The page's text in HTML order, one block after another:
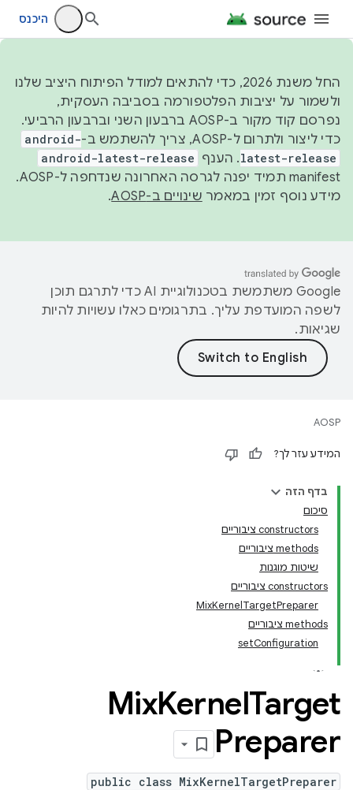
היכנס
החל משנת 2026, כדי להתאים למודל הפיתוח היציב שלנו
ולשמור על יציבות הפלטפורמה בסביבה העסקית,
נפרסם קוד מקור ב-AOSP ברבעון השני וברבעון הרביעי.
כדי ליצור ולתרום ל-AOSP, צריך להשתמש ב-
android-
latest-release. הענף android-latest-release
manifest תמיד יפנה לגרסה האחרונה שנדחפה ל-AOSP.
מידע נוסף זמין במאמר שינויים ב-AOSP .
‫Google משתמשת בטכנולוגיית AI כדי לתרגם תוכן
לשפה המועדפת עליך. בתרגומים כאלו עשויות להיות
שגיאות.
AOSP
המידע עזר לך?
בדף הזה
סיכום
‫constructors ציבוריים
‫methods ציבוריים
שיטות מוגנות
‫constructors ציבוריים
MixKernelTargetPreparer
‫methods ציבוריים
setConfiguration
MixKernelTarget
Preparer
public class MixKernelTargetPreparer